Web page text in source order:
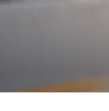
Skip